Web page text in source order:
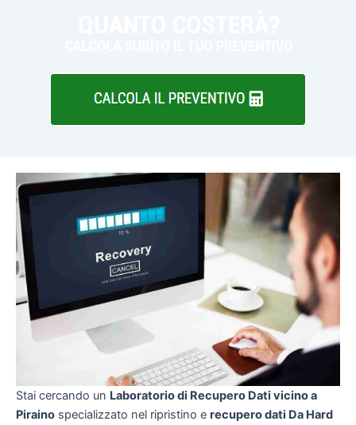
Stai cercando un Laboratorio di Recupero Dati vicino a
Piraino specializzato nel ripristino e recupero dati Da Hard